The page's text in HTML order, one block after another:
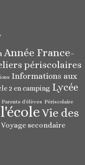
Année France-
périscolaires
Informations aux
2 en camping Lycée
Parents d'élèves Périscolaire
Vie des
Voyage secondaire